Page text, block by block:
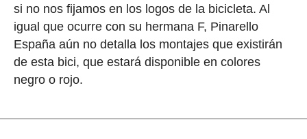
si no nos fijamos en los logos de la bicicleta. Al
igual que ocurre con su hermana F, Pinarello
España aún no detalla los montajes que existirán
de esta bici, que estará disponible en colores
negro o rojo.